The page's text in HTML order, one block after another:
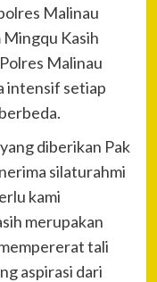
Malinau
Kasih
Malinau
intensif setiap
diberikan Pak
silaturahmi
kami
merupakan
tali
aspirasi dari